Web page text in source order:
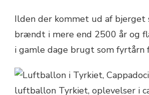
Ilden der kommet ud af bjerget
brændt i mere end 2500 år og
i gamle dage brugt som fyrtårn